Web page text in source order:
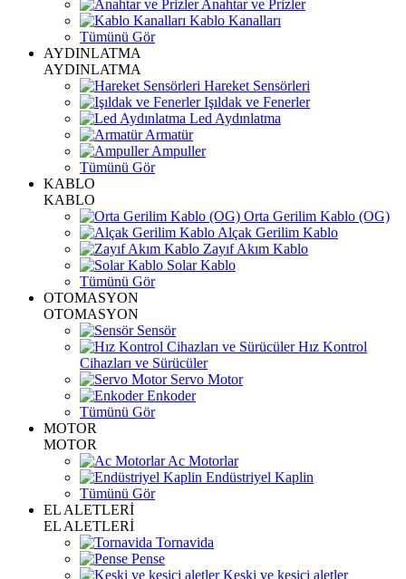
Anahtar ve Prizler
Kablo Kanalları
Tümünü Gör
AYDINLATMA
AYDINLATMA
Hareket Sensörleri
Işıldak ve Fenerler
Led Aydınlatma
Armatür
Ampuller
Tümünü Gör
KABLO
KABLO
Orta Gerilim Kablo (OG)
Alçak Gerilim Kablo
Zayıf Akım Kablo
Solar Kablo
Tümünü Gör
OTOMASYON
OTOMASYON
Sensör
Hız Kontrol
Cihazları ve Sürücüler
Servo Motor
Enkoder
Tümünü Gör
MOTOR
MOTOR
Ac Motorlar
Endüstriyel Kaplin
Tümünü Gör
EL ALETLERİ
EL ALETLERİ
Tornavida
Pense
Keski ve kesici aletler